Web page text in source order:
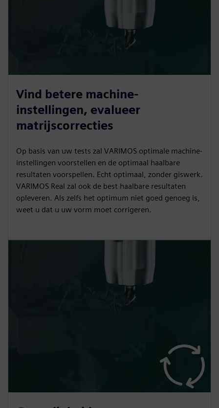
Vind betere machine-
instellingen, evalueer
matrijscorrecties
Op basis van uw tests zal VARIMOS optimale machine-
instellingen voorstellen en de optimaal haalbare
resultaten voorspellen. Echt optimaal, zonder giswerk.
VARIMOS Real zal ook de best haalbare resultaten
opleveren. Als zelfs het optimum niet goed genoeg is,
weet u dat u uw vorm moet corrigeren.